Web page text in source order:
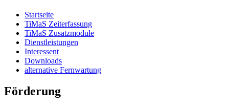
Startseite
TiMaS Zeiterfassung
TiMaS Zusatzmodule
Dienstleistungen
Interessent
Downloads
alternative Fernwartung
Förderung